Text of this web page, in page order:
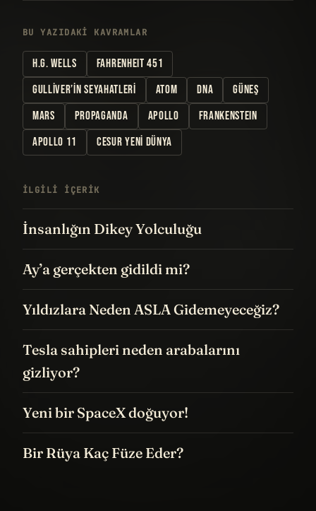
BU YAZIDAKI KAVRAMLAR
H.G. WELLS
FAHRENHEIT 451
GULLIVER’IN SEYAHATLERI
ATOM DNA
GÜNEŞ
MARS
PROPAGANDA APOLLO
FRANKENSTEIN
APOLLO 11
CESUR YENI DÜNYA
İLGILI IÇERIK
İnsanlığın Dikey Yolculuğu
Ay’a gerçekten gidildi mi?
Yıldızlara Neden ASLA Gidemeyeceğiz?
Tesla sahipleri neden arabalarını
gizliyor?
Yeni bir SpaceX doğuyor!
Bir Rüya Kaç Füze Eder?